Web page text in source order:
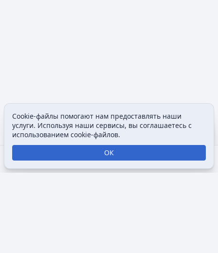
Открыть поиск
Открыть меню
Просмотры
Cookie-файлы помогают нам предоставлять наши
услуги. Используя наши сервисы, вы соглашаетесь с
использованием cookie-файлов.
ОК